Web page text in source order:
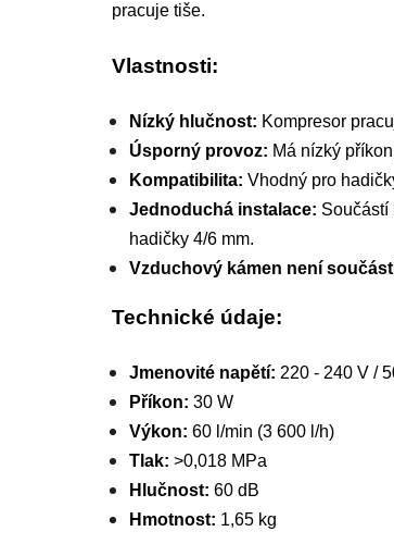
pracuje tiše.
Vlastnosti:
Nízký hlučnost: Kompresor
Úsporný provoz: Má nízký
Kompatibilita: Vhodný pro
Jednoduchá instalace: Součástí
hadičky 4/6 mm.
Vzduchový kámen není
Technické údaje:
Jmenovité napětí: 220 - 240 V /
Příkon: 30 W
Výkon: 60 l/min (3 600 l/h)
Tlak: >0,018 MPa
Hlučnost: 60 dB
Hmotnost: 1,65 kg